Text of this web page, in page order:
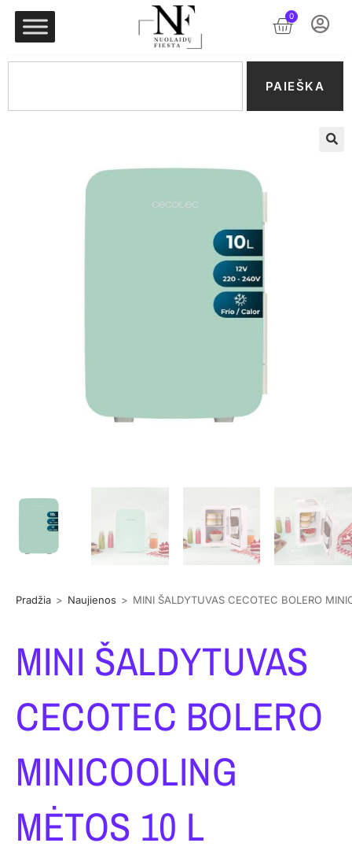
0
PAIEŠKA
Pradžia > Naujienos > MINI ŠALDYTUVAS CECOTEC BOLERO
MINI ŠALDYTUVAS
CECOTEC BOLERO
MINICOOLING
MĖTOS 10 L